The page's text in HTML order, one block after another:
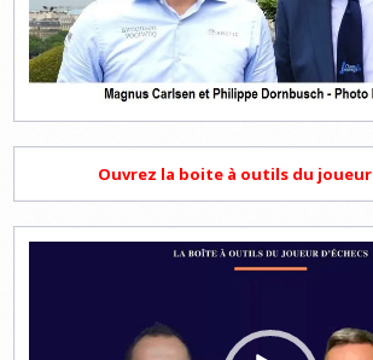
Ouvrez la boite à outils du joueur